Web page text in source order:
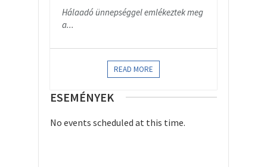
Hálaadó ünnepséggel emlékeztek meg
a...
READ MORE
ESEMÉNYEK
No events scheduled at this time.